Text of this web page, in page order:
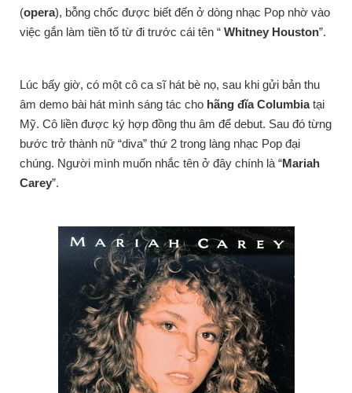
(opera), bỗng chốc được biết đến ở dòng nhạc Pop nhờ vào
việc gắn làm tiền tố từ đi trước cái tên “ Whitney Houston”.
Lúc bấy giờ, có một cô ca sĩ hát bè nọ, sau khi gửi bản thu
âm demo bài hát mình sáng tác cho hãng đĩa Columbiatại
Mỹ. Cô liền được ký hợp đồng thu âm để debut. Sau đó từng
bước trở thành nữ “diva” thứ 2 trong làng nhạc Pop đại
chúng. Người mình muốn nhắc tên ở đây chính là “Mariah
Carey”.